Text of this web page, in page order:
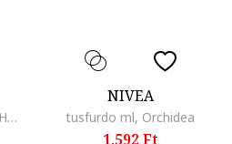
kondicionalo, 250 ml, Care&Hold
NIVEA
tusfurdo ml, Orchidea
1.592 Ft